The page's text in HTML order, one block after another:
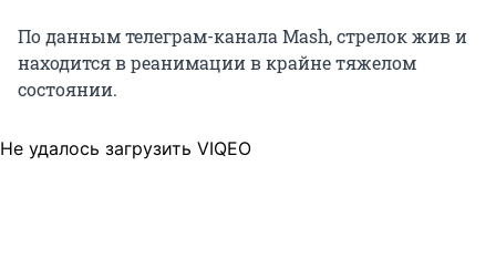
По данным телеграм-канала Mash, стрелок жив и
находится в реанимации в крайне тяжелом
состоянии.
Не удалось загрузить VIQEO